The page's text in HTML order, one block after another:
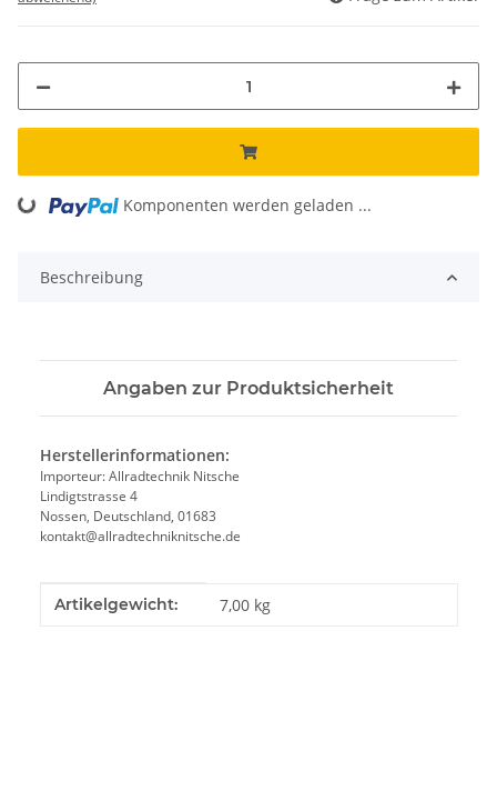
Loading... Komponenten werden geladen ...
Beschreibung
Angaben zur Produktsicherheit
Herstellerinformationen:
Importeur: Allradtechnik Nitsche
Lindigtstrasse 4
Nossen, Deutschland, 01683
kontakt@allradtechniknitsche.de
Produkteigenschaft
Wert
Artikelgewicht: 7,00 kg